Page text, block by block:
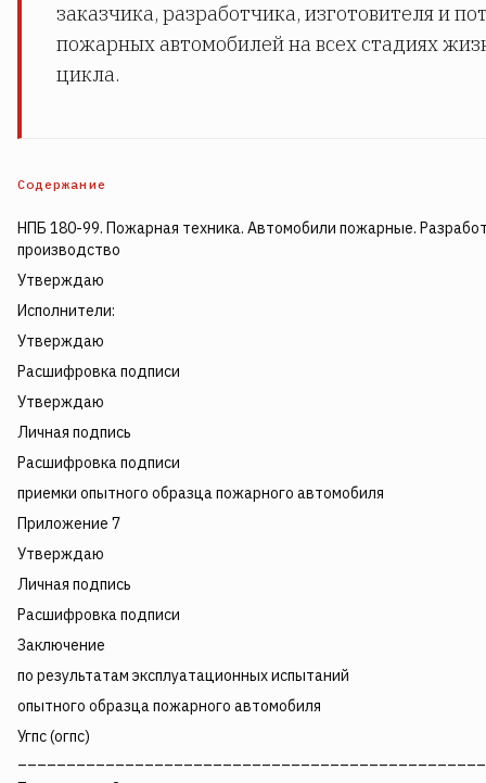
заказчика, разработчика, изготовителя и
пожарных автомобилей на всех стадиях
цикла.
Содержание
НПБ 180-99. Пожарная техника. Автомобили пожарные.
производство
Утверждаю
Исполнители:
Утверждаю
Расшифровка подписи
Утверждаю
Личная подпись
Расшифровка подписи
приемки опытного образца пожарного автомобиля
Приложение 7
Утверждаю
Личная подпись
Расшифровка подписи
Заключение
по результатам эксплуатационных испытаний
опытного образца пожарного автомобиля
Угпс (огпс)